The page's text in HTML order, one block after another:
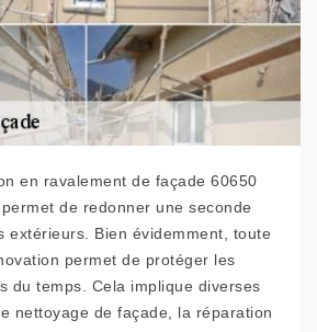
en ravalement de façade 60650
de redonner une seconde
extérieurs. Bien évidemment, toute
permet de protéger les
du temps. Cela implique diverses
nettoyage de façade, la réparation